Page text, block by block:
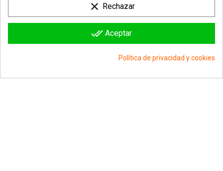
Información sobre la tienda 
clear Rechazar
done_all Aceptar
Política de privacidad y cookies